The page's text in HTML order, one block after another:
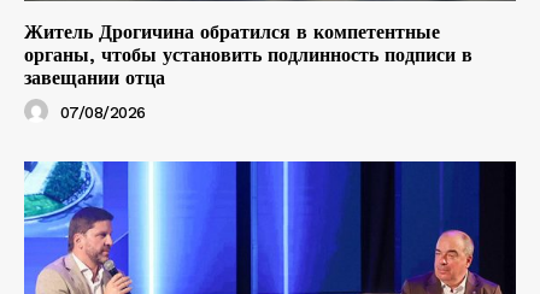
Житель Дрогичина обратился в компетентные
органы, чтобы установить подлинность подписи в
завещании отца
07/08/2026